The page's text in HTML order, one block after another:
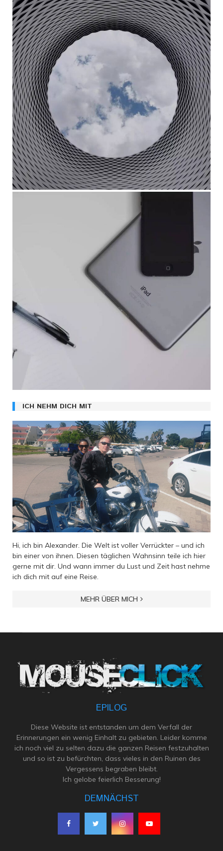
ICH NEHM DICH MIT
Hi, ich bin Alexander. Die Welt ist voller Verrückter – und ich
bin einer von ihnen. Diesen täglichen Wahnsinn teile ich hier
gerne mit dir. Und wann immer du Lust und Zeit hast nehme
ich dich mit auf eine Reise.
MEHR ÜBER MICH
EPILOG
Diese Website ist entstanden um dem Verfall der
Erinnerungen ein wenig Einhalt zu gebieten. Leider komme
ich noch viel zu selten dazu die ganzen Reisen festzuhalten
und so ist zu befürchten, dass vieles in den Ruinen des
Vergessens begraben bleibt.
Ich gelobe feierlich Besserung!
DEMNÄCHST